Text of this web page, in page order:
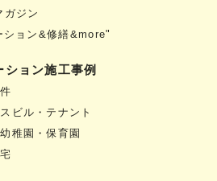
ガジン
ション&修繕&more"
ション施工事例
ビル・テナント
稚園・保育園